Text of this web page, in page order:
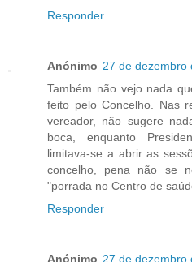
Responder
Anónimo 27 de dezembro
Também não vejo nada
feito pelo Concelho. Nas
vereador, não sugere
boca, enquanto
limitava-se a abrir as
concelho, pena não se
"porrada no Centro de
Responder
Anónimo 27 de dezembro